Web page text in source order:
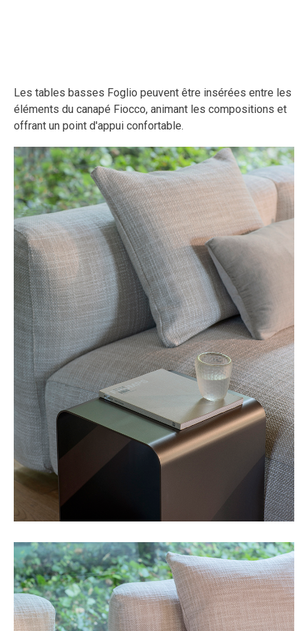
Les tables basses Foglio peuvent être insérées entre les
éléments du canapé Fiocco, animant les compositions et
offrant un point d'appui confortable.